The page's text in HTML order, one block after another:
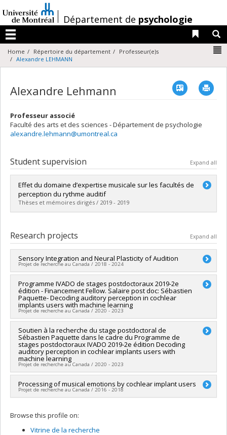
au
contenu
/Département de psychologie
Menu
Liens
Home Répertoire du département
Professeur(e)s
Alexandre LEHMANN
Alexandre Lehmann Vcard
Professeur associé
Faculté des arts et des sciences - Département de psychologie
alexandre.lehmann@umontreal.ca
Student supervision Expand all
Effet du domaine d’expertise musicale sur les facultés de
perception du rythme auditif
Thèses et mémoires dirigés / 2019 - 2019
Cycle :Master's
Grade :M. Sc.
Lien vers le document dans Papyrus
Research projects Expand all
Sensory Integration and Neural Plasticity of Audition
Projet de recherche au Canada / 2018 - 2024
Co-researchers :Alexandre Lehmann
Funding sources:CRSNG/Conseil de recherches en sciences
naturelles et génie du Canada (CRSNG)
Grant programs:PVX20965-(RGP) Programme de subvention à
la découverte individuelle ou de groupe
Programme IVADO de stages postdoctoraux 2019-2e
édition - Financement Fellow. Salaire post doc: Sébastien
Paquette- Decoding auditory perception in cochlear
implants users with machine learning
Projet de recherche au Canada / 2020 - 2023
Lead researcher :Alexandre Lehmann
Funding sources:SPIIE/Secrétariat des programmes
interorganismes à l’intention des établissements
Grant programs:PVXXXXXX-Fonds d'excellence en recherche
Apogée Canada/Bourse
Soutien à la recherche du stage postdoctoral de
Sébastien Paquette dans le cadre du Programme de
stages postdoctoraux IVADO 2019-2e édition Decoding
auditory perception in cochlear implants users with
machine learning
Projet de recherche au Canada / 2020 - 2023
Lead researcher :Alexandre Lehmann
Funding sources: SPIIE/Secrétariat des programmes
Grant programs:
Apogée Canada/Projet de recherche
Processing of musical emotions by cochlear implant users
Projet de recherche au Canada / 2016 - 2018
Co-researchers : Isabelle Peretz
Funding sources:Grammy Foundation
Browse this profile on:
Vitrine de la recherche